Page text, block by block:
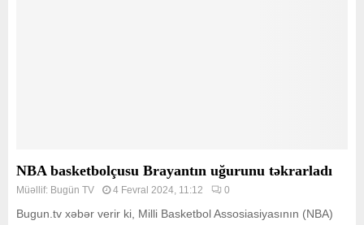
NBA basketbolçusu Brayantın uğurunu təkrarladı
Müəllif: Bugün TV 4 Fevral 2024, 11:12 0
Bugun.tv xəbər verir ki, Milli Basketbol Assosiasiyasının (NBA)